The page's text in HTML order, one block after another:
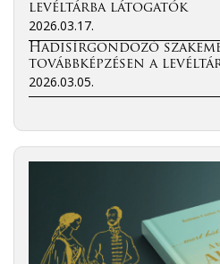
levéltárba látogatók
2026.03.17.
Hadisírgondozó
továbbképzésen a
2026.03.05.